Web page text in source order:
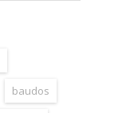
baudos